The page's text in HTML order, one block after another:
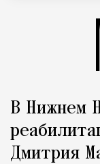
В Нижнем
Дмитрия